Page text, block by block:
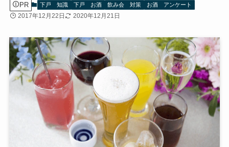
PR 下戸 知識 下戸 お酒 飲み会 対策 お酒 アンケート
2017年12月22日 2020年12月21日